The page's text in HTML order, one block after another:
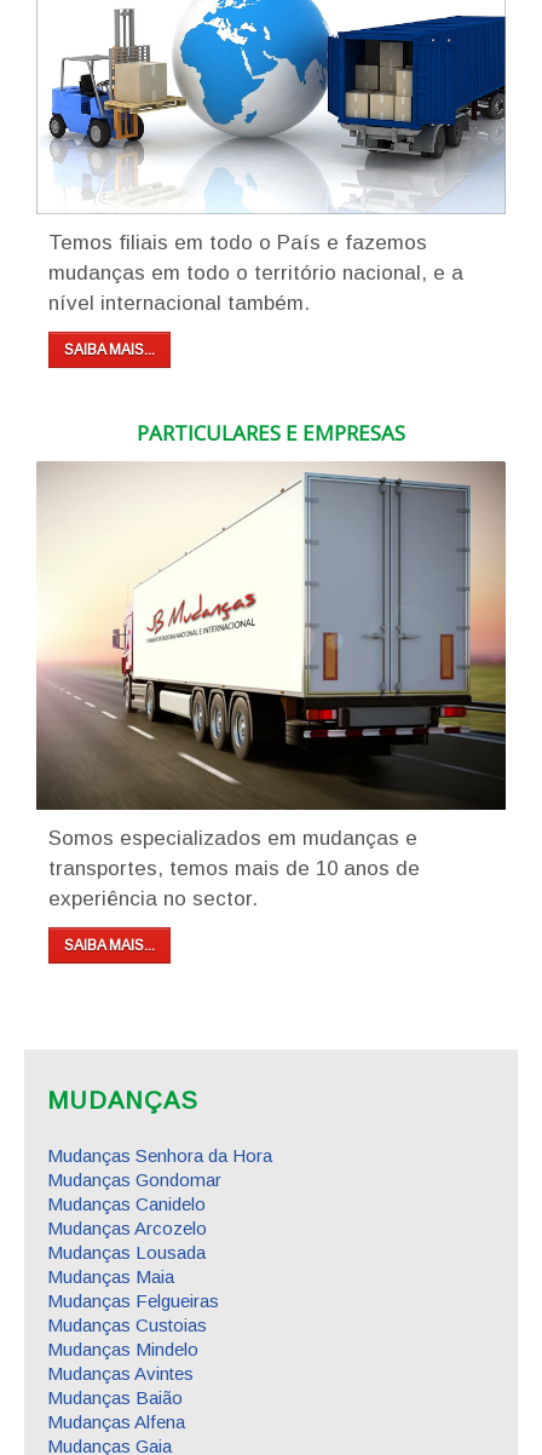
Temos filiais em todo o País e fazemos
mudanças em todo o território nacional, e a
nível internacional também.
SAIBA MAIS...
PARTICULARES E EMPRESAS
Somos especializados em mudanças e
transportes, temos mais de 10 anos de
experiência no sector.
SAIBA MAIS...
MUDANÇAS
Mudanças Senhora da Hora
Mudanças Gondomar
Mudanças Canidelo
Mudanças Arcozelo
Mudanças Lousada
Mudanças Maia
Mudanças Felgueiras
Mudanças Custoias
Mudanças Mindelo
Mudanças Avintes
Mudanças Baião
Mudanças Alfena
Mudanças Gaia